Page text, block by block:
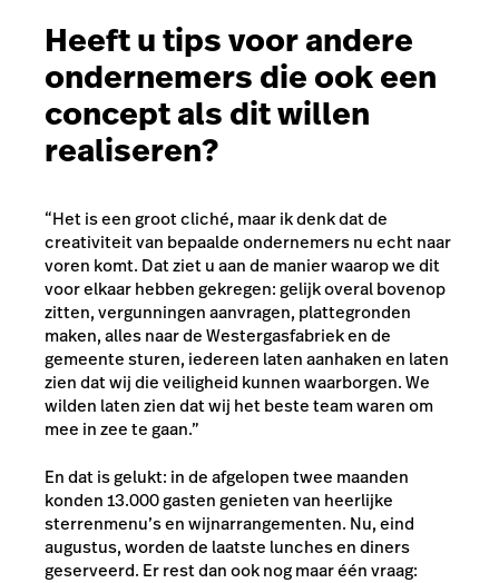
Heeft u tips voor andere
ondernemers die ook een
concept als dit willen
realiseren?
“Het is een groot cliché, maar ik denk dat de
creativiteit van bepaalde ondernemers nu echt naar
voren komt. Dat ziet u aan de manier waarop we dit
voor elkaar hebben gekregen: gelijk overal bovenop
zitten, vergunningen aanvragen, plattegronden
maken, alles naar de Westergasfabriek en de
gemeente sturen, iedereen laten aanhaken en laten
zien dat wij die veiligheid kunnen waarborgen. We
wilden laten zien dat wij het beste team waren om
mee in zee te gaan.”
En dat is gelukt: in de afgelopen twee maanden
konden 13.000 gasten genieten van heerlijke
sterrenmenu’s en wijnarrangementen. Nu, eind
augustus, worden de laatste lunches en diners
geserveerd. Er rest dan ook nog maar één vraag: